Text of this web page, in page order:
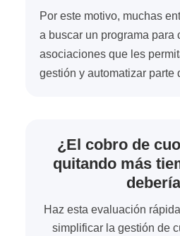
Por este motivo, muchas
a buscar un programa para
asociaciones que les
gestión y automatizar parte
¿El cobro de
quitando más
Haz esta evaluación
simplificar la gestión de